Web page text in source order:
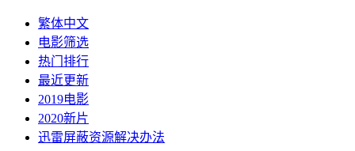
繁体中文
电影筛选
热门排行
最近更新
2019电影
2020新片
迅雷屏蔽资源解决办法